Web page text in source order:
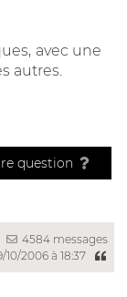
avec une
autres.
question
4584 messages
10/2006 à 18:37